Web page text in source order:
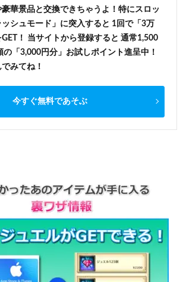
華景品と交換できちゃうよ！特にスロッ
ッシュモード」に突入すると 1回で「3万
！ 当サイトから登録すると 通常1,500
の「3,000円分」お試しポイント進呈中！
みてね！
今すぐ無料であそぶ